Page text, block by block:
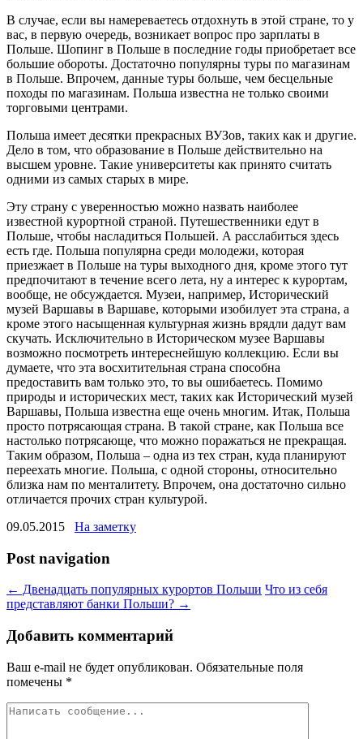
В случае, если вы намереваетесь отдохнуть в этой стране, то у
вас, в первую очередь, возникает вопрос про зарплаты в
Польше. Шопинг в Польше в последние годы приобретает все
большие обороты. Достаточно популярны туры по магазинам
в Польше. Впрочем, данные туры больше, чем бесцельные
походы по магазинам. Польша известна не только своими
торговыми центрами.
Польша имеет десятки прекрасных ВУЗов, таких как и другие.
Дело в том, что образование в Польше действительно на
высшем уровне. Такие университеты как принято считать
одними из самых старых в мире.
Эту страну с уверенностью можно назвать наиболее
известной курортной страной. Путешественники едут в
Польше, чтобы насладиться Польшей. А расслабиться здесь
есть где. Польша популярна среди молодежи, которая
приезжает в Польше на туры выходного дня, кроме этого тут
предпочитают в течение всего лета, ну а интерес к курортам,
вообще, не обсуждается. Музеи, например, Исторический
музей Варшавы в Варшаве, которыми изобилует эта страна, а
кроме этого насыщенная культурная жизнь врядли дадут вам
скучать. Исключительно в Историческом музее Варшавы
возможно посмотреть интереснейшую коллекцию. Если вы
думаете, что эта восхитительная страна способна
предоставить вам только это, то вы ошибаетесь. Помимо
природы и исторических мест, таких как Исторический музей
Варшавы, Польша известна еще очень многим. Итак, Польша
просто потрясающая страна. В такой стране, как Польша все
настолько потрясающе, что можно поражаться не прекращая.
Таким образом, Польша – одна из тех стран, куда планируют
переехать многие. Польша, с одной стороны, относительно
близка нам по менталитету. Впрочем, она достаточно сильно
отличается прочих стран культурой.
09.05.2015 На заметку
Post navigation
← Двенадцать популярных курортов Польши Что из себя
представляют банки Польши? →
Добавить комментарий
Ваш e-mail не будет опубликован. Обязательные поля
помечены *